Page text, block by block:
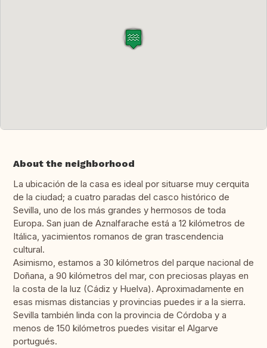
About the neighborhood
La ubicación de la casa es ideal por situarse muy cerquita
de la ciudad; a cuatro paradas del casco histórico de
Sevilla, uno de los más grandes y hermosos de toda
Europa. San juan de Aznalfarache está a 12 kilómetros de
Itálica, yacimientos romanos de gran trascendencia
cultural.
Asimismo, estamos a 30 kilómetros del parque nacional de
Doñana, a 90 kilómetros del mar, con preciosas playas en
la costa de la luz (Cádiz y Huelva). Aproximadamente en
esas mismas distancias y provincias puedes ir a la sierra.
Sevilla también linda con la provincia de Córdoba y a
menos de 150 kilómetros puedes visitar el Algarve
portugués.